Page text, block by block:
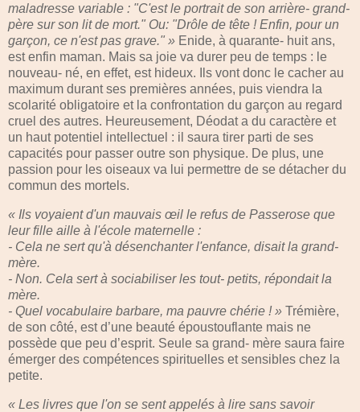
maladresse variable : "C'est le portrait de son arrière- grand-
père sur son lit de mort." Ou: "Drôle de tête ! Enfin, pour un
garçon, ce n'est pas grave." » Enide, à quarante- huit ans,
est enfin maman. Mais sa joie va durer peu de temps : le
nouveau- né, en effet, est hideux. Ils vont donc le cacher au
maximum durant ses premières années, puis viendra la
scolarité obligatoire et la confrontation du garçon au regard
cruel des autres. Heureusement, Déodat a du caractère et
un haut potentiel intellectuel : il saura tirer parti de ses
capacités pour passer outre son physique. De plus, une
passion pour les oiseaux va lui permettre de se détacher du
commun des mortels.
« Ils voyaient d'un mauvais œil le refus de Passerose que
leur fille aille à l'école maternelle :
- Cela ne sert qu'à désenchanter l'enfance, disait la grand-
mère.
- Non. Cela sert à sociabiliser les tout- petits, répondait la
mère.
- Quel vocabulaire barbare, ma pauvre chérie ! » Trémière,
de son côté, est d’une beauté époustouflante mais ne
possède que peu d’esprit. Seule sa grand- mère saura faire
émerger des compétences spirituelles et sensibles chez la
petite.
« Les livres que l'on se sent appelés à lire sans savoir